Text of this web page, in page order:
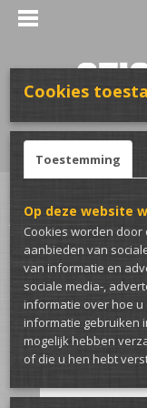
Inloggen Registreren
Home >Stickers>Voor
Cookies
Toestemming
Op deze website
Cookies worden
aanbieden van
van informatie en
sociale media-,
informatie over hoe u
informatie gebruiken
mogelijk hebben
of die u hen hebt